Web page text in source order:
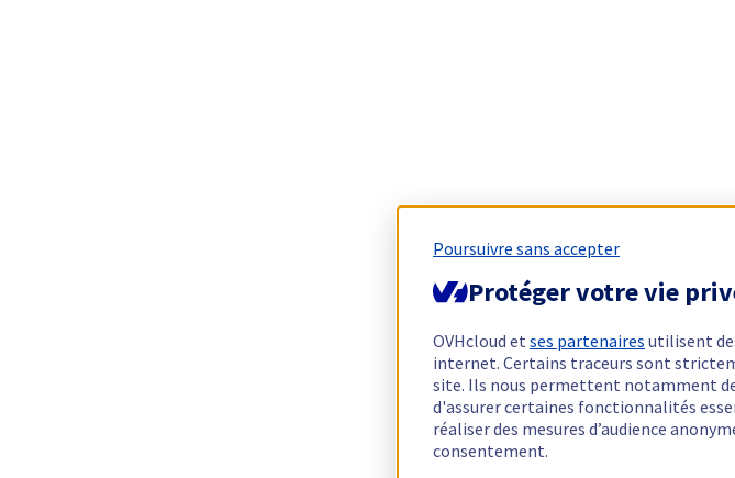
Poursuivre sans accepter
Protéger votre vie
OVHcloud et ses partenaires utilisent
internet. Certains traceurs sont
site. Ils nous permettent notamment
d'assurer certaines fonctionnalités
réaliser des mesures d’audience
consentement.